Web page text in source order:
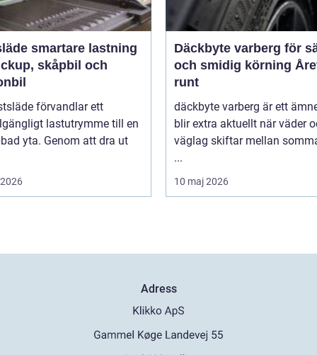
lastning
skåpbil och
förvandlar ett
lastutrymme till en
yta. Genom att dra ut
Däckbyte varberg för
och smidig körning
runt
däckbyte varberg är ett
blir extra aktuellt när väder
väglag skiftar mellan
...
10 maj 2026
Adress